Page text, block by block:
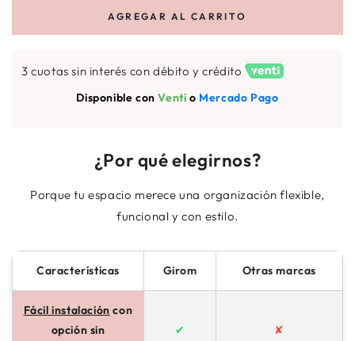
con
contenedores
para
con
contenedores
AGREGAR AL CARRITO
3 cuotas sin interés con débito y crédito
Disponible conVenti o Mercado Pago
¿Por qué elegirnos?
Porque tu espacio merece una organización flexible,
funcional y con estilo.
Características Girom Otras marcas
Fácil instalación con
opción sin
✔ ✘